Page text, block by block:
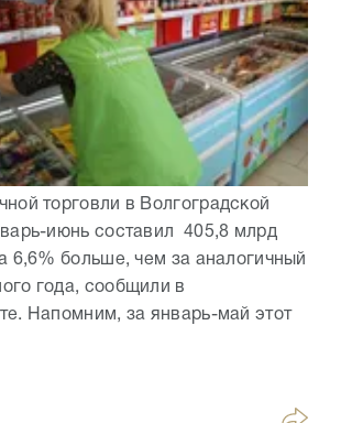
торговли в Волгоградской
июнь составил 405,8 млрд
6,6% больше, чем за аналогичный
года, сообщили в
Напомним, за январь-май этот